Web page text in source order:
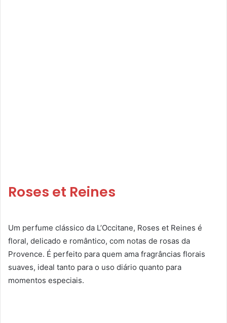
Roses et Reines
Um perfume clássico da L’Occitane, Roses et Reines é
floral, delicado e romântico, com notas de rosas da
Provence. É perfeito para quem ama fragrâncias florais
suaves, ideal tanto para o uso diário quanto para
momentos especiais.